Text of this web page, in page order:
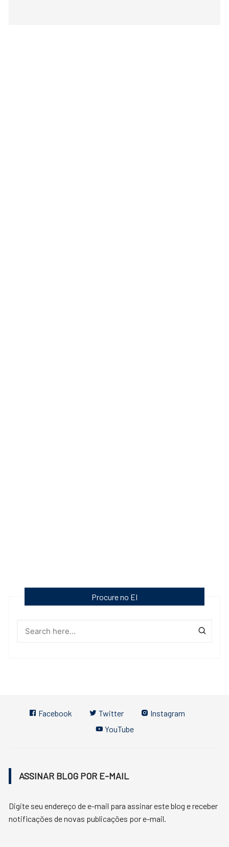
Procure no EI
Facebook Twitter
Instagram
YouTube
ASSINAR BLOG POR E-MAIL
Digite seu endereço de e-mail para assinar este blog e receber
notificações de novas publicações por e-mail.